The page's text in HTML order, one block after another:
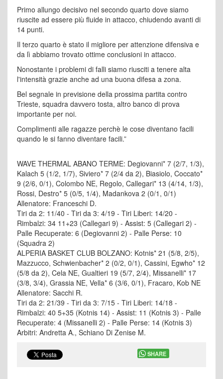
Primo allungo decisivo nel secondo quarto dove siamo
riuscite ad essere più fluide in attacco, chiudendo avanti di
14 punti.
Il terzo quarto è stato il migliore per attenzione difensiva e
da lì abbiamo trovato ottime conclusioni in attacco.
Nonostante i problemi di falli siamo riusciti a tenere alta
l'intensità grazie anche ad una buona difesa a zona.
Bel segnale in previsione della prossima partita contro
Trieste, squadra davvero tosta, altro banco di prova
importante per noi.
Complimenti alle ragazze perchè le cose diventano facili
quando le si fanno diventare facili.”
WAVE THERMAL ABANO TERME: Degiovanni* 7 (2/7, 1/3),
Kalach 5 (1/2, 1/7), Siviero* 7 (2/4 da 2), Biasiolo, Coccato*
9 (2/6, 0/1), Colombo NE, Regolo, Callegari* 13 (4/14, 1/3),
Rossi, Destro* 5 (0/5, 1/4), Madankova 2 (0/1, 0/1)
Allenatore: Franceschi D.
Tiri da 2: 11/40 - Tiri da 3: 4/19 - Tiri Liberi: 14/20 -
Rimbalzi: 34 11+23 (Callegari 9) - Assist: 5 (Callegari 2) -
Palle Recuperate: 6 (Degiovanni 2) - Palle Perse: 10
(Squadra 2)
ALPERIA BASKET CLUB BOLZANO: Kotnis* 21 (5/8, 2/5),
Mazzucco, Schwienbacher* 2 (0/2, 0/1), Cassini, Egwho* 12
(5/8 da 2), Cela NE, Gualtieri 19 (5/7, 2/4), Missanelli* 17
(3/8, 3/4), Grassia NE, Vella* 6 (3/6, 0/1), Fracaro, Kob NE
Allenatore: Sacchi R.
Tiri da 2: 21/39 - Tiri da 3: 7/15 - Tiri Liberi: 14/18 -
Rimbalzi: 40 5+35 (Kotnis 14) - Assist: 11 (Kotnis 3) - Palle
Recuperate: 4 (Missanelli 2) - Palle Perse: 14 (Kotnis 3)
Arbitri: Andretta A., Schiano Di Zenise M.
SHARE